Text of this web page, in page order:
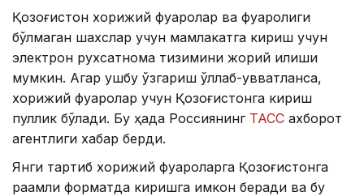
Қозоғистон хорижий фуқаролар ва фуқаролиги
бўлмаган шахслар учун мамлакатга кириш учун
электрон рухсатнома тизимини жорий қилиши
мумкин. Агар ушбу ўзгариш қўллаб-қувватланса,
хорижий фуқаролар учун Қозоғистонга кириш
пуллик бўлади. Бу ҳақда Россиянинг ТАСС ахборот
агентлиги хабар берди.
Янги тартиб хорижий фуқароларга Қозоғистонга
рақамли форматда киришга имкон беради ва бу